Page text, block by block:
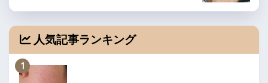
人気記事ランキング
1